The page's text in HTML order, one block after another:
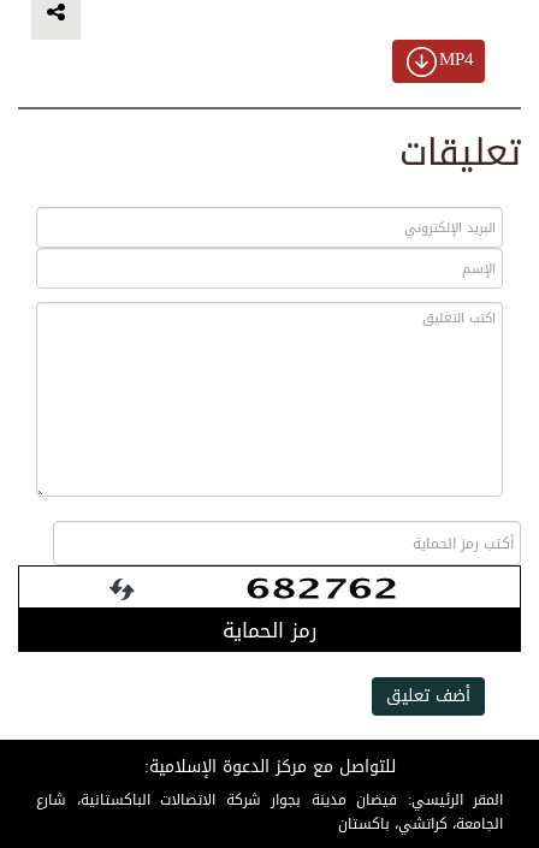
MP4
تعليقات
رمز الحماية
أضف تعليق
للتواصل مع مركز الدعوة الإسلامية:
المقر الرئيسي: فيضان مدينة بجوار شركة الاتصالات الباكستانية، شارع
الجامعة، كراتشي، باكستان